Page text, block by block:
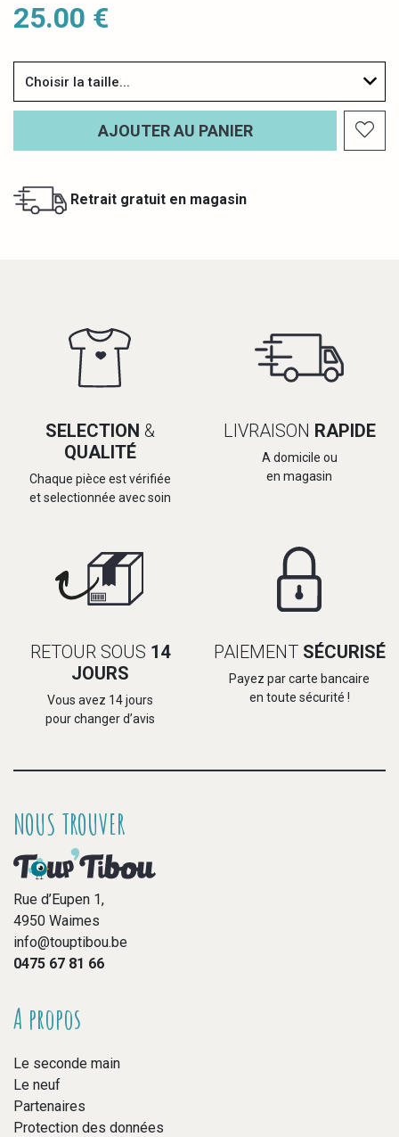
25.00 €
Choisir la taille...
AJOUTER AU PANIER
Retrait gratuit en magasin
SELECTION &
QUALITÉ
Chaque pièce est vérifiée
et selectionnée avec soin
LIVRAISON RAPIDE
A domicile ou
en magasin
RETOUR SOUS 14
JOURS
Vous avez 14 jours
pour changer d’avis
PAIEMENT SÉCURISÉ
Payez par carte bancaire
en toute sécurité !
NOUS TROUVER
Rue d’Eupen 1,
4950 Waimes
info@touptibou.be
0475 67 81 66
A propos
Le seconde main
Le neuf
Partenaires
Protection des données